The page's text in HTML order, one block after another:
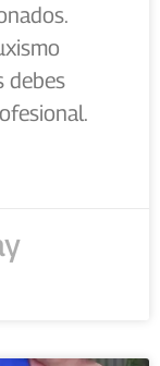
debes